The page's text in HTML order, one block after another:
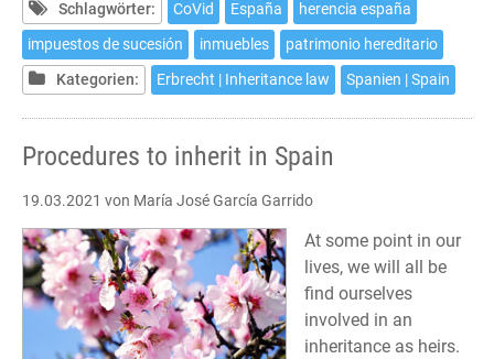
heredar
en
España
Schlagwörter: CoVid España
herencia españa
impuestos de sucesión
inmuebles
patrimonio hereditario
Kategorien:
Erbrecht | Inheritance law Spanien | Spain
Procedures to inherit in Spain
19.03.2021 von María José García Garrido
At some point in our
lives, we will all be
find ourselves
involved in an
inheritance as heirs.